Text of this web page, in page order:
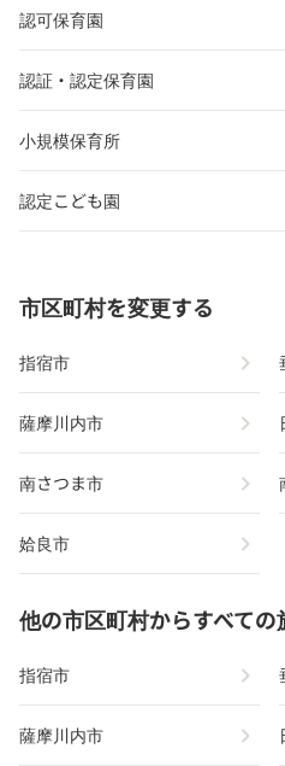
認可保育園
認証・認定保育園
小規模保育所
認定こども園
市区町村を変更する
指宿市 chevron_right
薩摩川内市 chevron_right
南さつま市 chevron_right
姶良市 chevron_right
他の市区町村からすべて
指宿市 chevron_right
薩摩川内市 chevron_right